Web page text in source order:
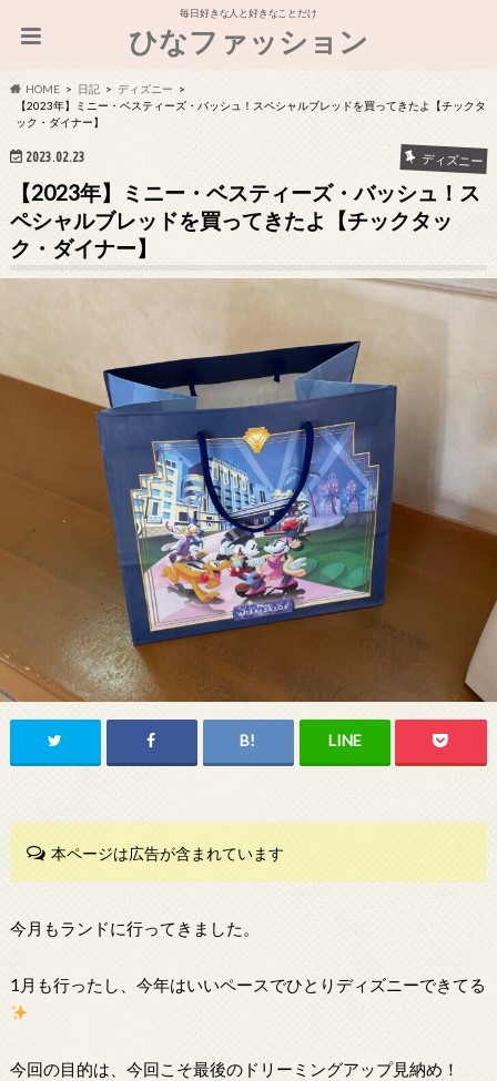
毎日好きな人と好きなことだけ
ひなファッション
HOME 日記
ディズニー
【2023年】ミニー・ベスティーズ・バッシュ！スペシャルブレッドを買ってきたよ【チックタ
ック・ダイナー】
2023.02.23 ディズニー
【2023年】ミニー・ベスティーズ・バッシュ！ス
ペシャルブレッドを買ってきたよ【チックタッ
ク・ダイナー】
本ページは広告が含まれています
今月もランドに行ってきました。
1月も行ったし、今年はいいペースでひとりディズニーできてる
今回の目的は、今回こそ最後のドリーミングアップ見納め！